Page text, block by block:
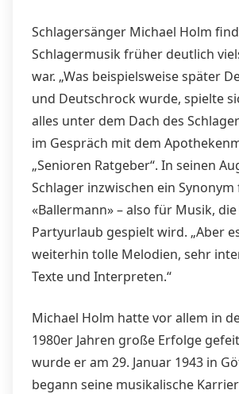
Schlagersänger Michael Holm
Schlagermusik früher deutlich
war. „Was beispielsweise später
und Deutschrock wurde, spielte
alles unter dem Dach des
im Gespräch mit dem
„Senioren Ratgeber“. In seinen
Schlager inzwischen ein
«Ballermann» – also für Musik,
Partyurlaub gespielt wird. „Aber
weiterhin tolle Melodien, sehr
Texte und Interpreten.“
Michael Holm hatte vor allem in
1980er Jahren große Erfolge
wurde er am 29. Januar 1943 in
begann seine musikalische